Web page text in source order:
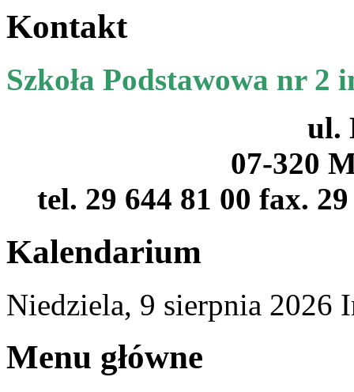
Kontakt
Szkoła Podstawowa nr
ul.
07-320
tel. 29 644 81 00 fax.
Kalendarium
Niedziela, 9 sierpnia 2026
Menu główne